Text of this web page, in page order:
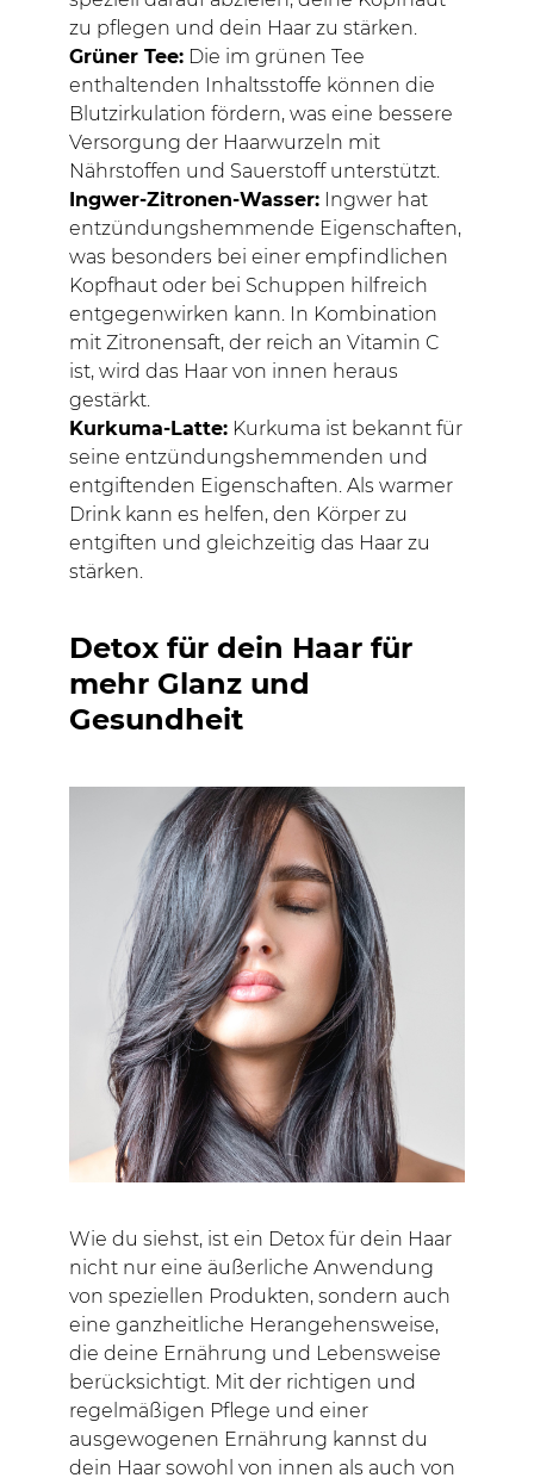
zu pflegen und dein Haar zu stärken.
Grüner Tee: Die im grünen Tee
enthaltenden Inhaltsstoffe können die
Blutzirkulation fördern, was eine bessere
Versorgung der Haarwurzeln mit
Nährstoffen und Sauerstoff unterstützt.
Ingwer-Zitronen-Wasser: Ingwer hat
entzündungshemmende Eigenschaften,
was besonders bei einer empfindlichen
Kopfhaut oder bei Schuppen hilfreich
entgegenwirken kann. In Kombination
mit Zitronensaft, der reich an Vitamin C
ist, wird das Haar von innen heraus
gestärkt.
Kurkuma-Latte: Kurkuma ist bekannt für
seine entzündungshemmenden und
entgiftenden Eigenschaften. Als warmer
Drink kann es helfen, den Körper zu
entgiften und gleichzeitig das Haar zu
stärken.
Detox für dein Haar für
mehr Glanz und
Gesundheit
Wie du siehst, ist ein Detox für dein Haar
nicht nur eine äußerliche Anwendung
von speziellen Produkten, sondern auch
eine ganzheitliche Herangehensweise,
die deine Ernährung und Lebensweise
berücksichtigt. Mit der richtigen und
regelmäßigen Pflege und einer
ausgewogenen Ernährung kannst du
dein Haar sowohl von innen als auch von